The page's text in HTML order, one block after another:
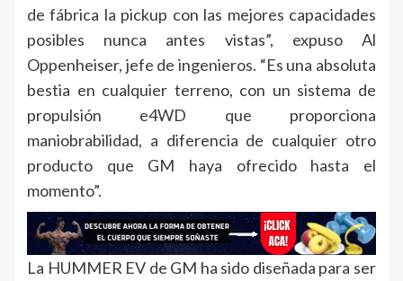
de fábrica la pickup con las mejores capacidades
posibles nunca antes vistas”, expuso Al
Oppenheiser, jefe de ingenieros. “Es una absoluta
bestia en cualquier terreno, con un sistema de
propulsión e4WD que proporciona
maniobrabilidad, a diferencia de cualquier otro
producto que GM haya ofrecido hasta el
momento”.
La HUMMER EV de GM ha sido diseñada para ser